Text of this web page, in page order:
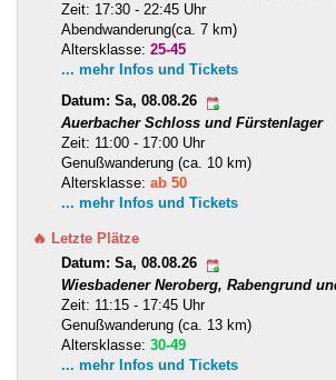
Zeit: 17:30 - 22:45 Uhr
Abendwanderung(ca. 7 km)
Altersklasse: 25-45
... mehr Infos und Tickets
Datum: Sa, 08.08.26
Auerbacher Schloss und Fürstenlager
Zeit: 11:00 - 17:00 Uhr
Genußwanderung (ca. 10 km)
Altersklasse: ab 50
... mehr Infos und Tickets
🔥 Letzte Plätze
Datum: Sa, 08.08.26
Wiesbadener Neroberg, Rabengrund
Zeit: 11:15 - 17:45 Uhr
Genußwanderung (ca. 13 km)
Altersklasse: 30-49
... mehr Infos und Tickets